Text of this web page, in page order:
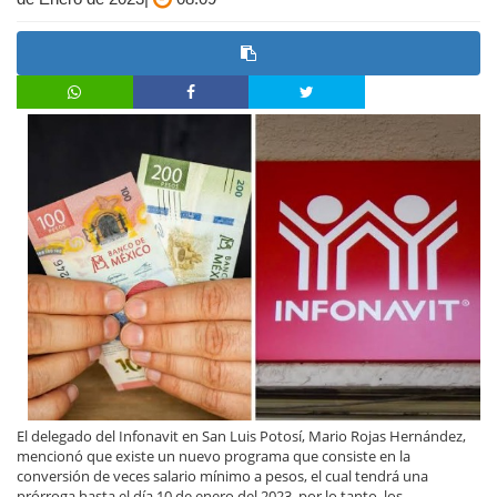
El delegado del Infonavit en San Luis Potosí, Mario Rojas Hernández,
mencionó que existe un nuevo programa que consiste en la
conversión de veces salario mínimo a pesos, el cual tendrá una